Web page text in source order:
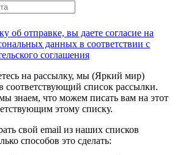
об отправке, вы даете согласие на
данных в соответствии с
соглашения
на рассылку, мы (Яркий мир)
соответствующий список рассылки.
знаем, что можем писать вам на этот
этому списку.
свой email из наших списков
способов это сделать: